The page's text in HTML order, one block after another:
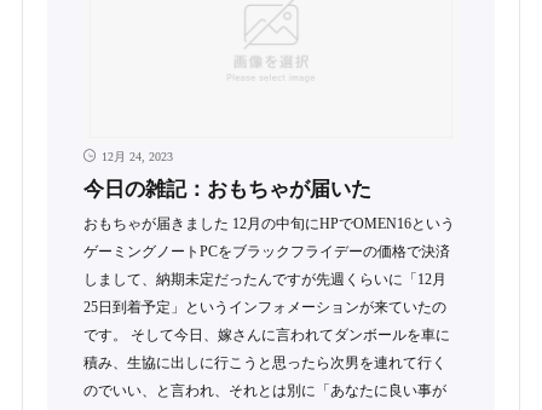
12月 24, 2023
今日の雑記：おもちゃが届いた
おもちゃが届きました 12月の中旬にHPでOMEN16という
ゲーミングノートPCをブラックフライデーの価格で決済
しまして、納期未定だったんですが先週くらいに「12月
25日到着予定」というインフォメーションが来ていたの
です。 そして今日、嫁さんに言われてダンボールを車に
積み、生協に出しに行こうと思ったら次男を連れて行く
のでいい、と言われ、それとは別に「あなたに良い事が